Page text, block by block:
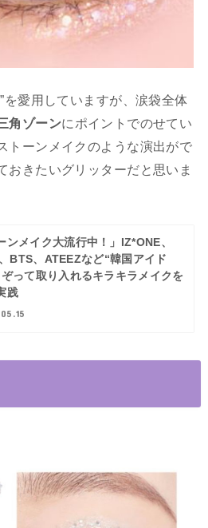
を愛用していますが、涙袋全体
角ゾーンにポイントでのせてい
トーンメイクのような演出がで
おきたいグリッターだと思いま
ンメイク大流行中！」IZ*ONE、
BTS、ATEEZなど“韓国アイド
って取り入れるキラキラメイクを
践